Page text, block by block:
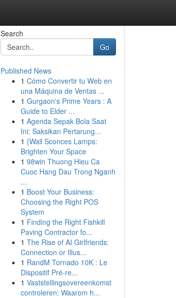
Search
Go
Published News
1 Cómo Convertir tu Web en
una Máquina de Ventas ...
1 Gurgaon's Prime Years : A
Guide to Elder ...
1 Agenda Sepak Bola Saat
Ini: Saksikan Pertarung...
1 {Wall Sconces Lamps:
Brighten Your Space
1 98win Thuong Hieu Ca
Cuoc Hang Dau Trong Nganh
...
1 Boost Your Business:
Choosing the Right POS
System
1 Finding the Right Fishkill
Paving Contractor fo...
1 The Rise of AI Girlfriends:
Connection or Illus...
1 RandM Tornado 10K : Le
Dispositif Pré-re...
1 Vaststellingsovereenkomst
controleren: Waarom h...